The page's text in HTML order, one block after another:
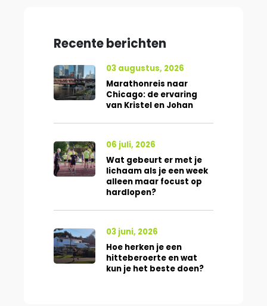
Recente berichten
03 augustus, 2026
Marathonreis naar
Chicago: de ervaring
van Kristel en Johan
06 juli, 2026
Wat gebeurt er met je
lichaam als je een week
alleen maar focust op
hardlopen?
03 juni, 2026
Hoe herken je een
hitteberoerte en wat
kun je het beste doen?